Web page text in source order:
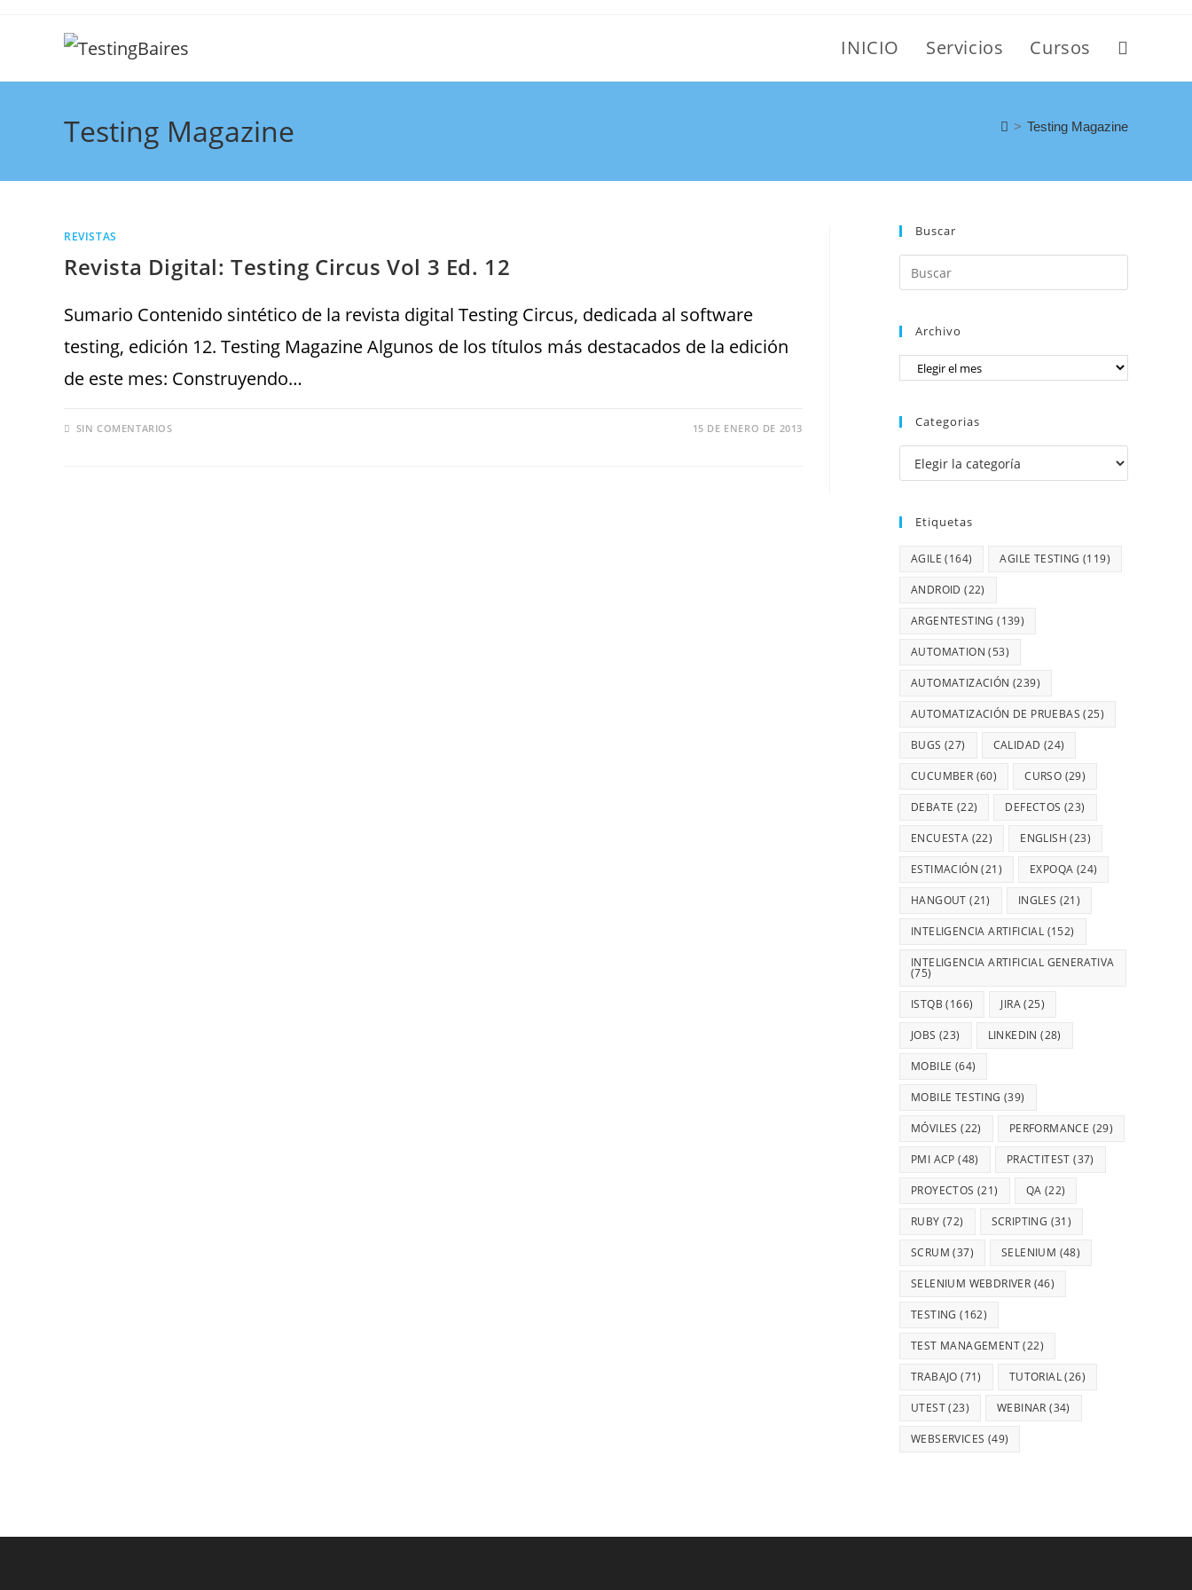
INICIO Servicios Cursos
Testing Magazine > Testing Magazine
REVISTAS
Revista Digital: Testing Circus Vol 3 Ed. 12
Sumario Contenido sintético de la revista digital Testing Circus, dedicada al software
testing, edición 12. Testing Magazine Algunos de los títulos más destacados de la edición
de este mes: Construyendo…
SIN COMENTARIOS 15 DE ENERO DE 2013
Buscar
Archivo
Categorias
Etiquetas
AGILE (164) AGILE TESTING (119)
ANDROID (22)
ARGENTESTING (139)
AUTOMATION (53)
AUTOMATIZACIÓN (239)
AUTOMATIZACIÓN DE PRUEBAS (25)
BUGS (27) CALIDAD (24)
CUCUMBER (60) CURSO (29)
DEBATE (22) DEFECTOS (23)
ENCUESTA (22) ENGLISH (23)
ESTIMACIÓN (21) EXPOQA (24)
HANGOUT (21) INGLES (21)
INTELIGENCIA ARTIFICIAL (152)
INTELIGENCIA ARTIFICIAL GENERATIVA
(75)
ISTQB (166) JIRA(25)
JOBS (23) LINKEDIN (28)
MOBILE (64)
MOBILE TESTING (39)
MÓVILES (22) PERFORMANCE (29)
PMI ACP (48) PRACTITEST (37)
PROYECTOS (21) QA (22)
RUBY (72) SCRIPTING (31)
SCRUM (37) SELENIUM (48)
SELENIUM WEBDRIVER (46)
TESTING (162)
TEST MANAGEMENT(22)
TRABAJO (71) TUTORIAL(26)
UTEST(23) WEBINAR (34)
WEBSERVICES (49)